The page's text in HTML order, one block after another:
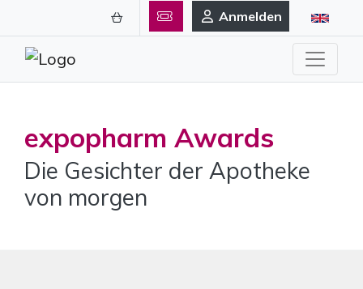
Anmelden
expopharm Awards
Die Gesichter der Apotheke
von morgen